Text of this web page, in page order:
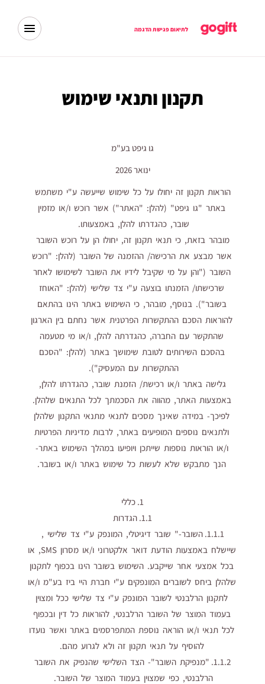
Conditions
לתיאום פגישת הדגמה
תקנון ותנאי שימוש
גו גיפט בע"מ
ינואר 2026
הוראות תקנון זה יחולו על כל שימוש שייעשה ע"י משתמש
באתר "גו גיפט" (להלן: "האתר") אשר רוכש ו/או מזמין
שובר, כהגדרתו להלן, באמצעותו.
מובהר בזאת, כי תנאי תקנון זה, יחולו הן על רוכש השובר
אשר מבצע את הרכישה/ ההזמנה של השובר (להלן: "רוכש
השובר ("והן על מי שקיבל לידיו את השובר לשימושו לאחר
שרכישתו/ הזמנתו בוצעה ע"י צד שלישי (להלן: "האוחז
בשובר"). בנוסף, מובהר, כי השימוש באתר הינו בהתאם
להוראות הסכם ההתקשרות הפרטנית אשר נחתם בין הארגון
שהתקשר עם החברה, כהגדרתה להלן, ו/או מי מטעמה
בהסכם השירותים לטובת שימושך באתר (להלן: "הסכם
ההתקשרות עם המעסיק").
גלישה באתר ו/או רכישת/ הזמנת שובר, כהגדרתו להלן,
באמצעות האתר, מהווה את הסכמתך לכל התנאים שלהלן.
לפיכך- במידה שאינך מסכים לתנאי מתנאי התקנון שלהלן
ולתנאים נוספים המופיעים באתר, לרבות מדיניות הפרטיות
ו/או הוראות נוספות שייתכן ויופיעו במהלך השימוש באתר-
הנך מתבקש שלא לעשות כל שימוש באתר ו/או בשובר.
1. כללי
1.1. הגדרות
1.1.1. השובר-" שובר דיגיטלי, המונפק ע"י צד שלישי ,
שיישלח באמצעות הודעת דואר אלקטרוני ו/או מסרון SMS, או
בכל אמצעי אחר שייקבע. השימוש בשובר הינו בכפוף לתקנון
שלהלן ביחס לשוברים המונפקים ע"י חברת היי ביז בע"מ ו/או
לתקנון הרלבנטי לשובר המונפק ע"י צד שלישי ככל ומצוין
בעמוד המוצר של השובר הרלבנטי, להוראות כל דין ובכפוף
לכל תנאי ו/או הוראה נוספת המתפרסמים באתר ואשר נועדו
להוסיף על תנאי תקנון זה ולא לגרוע מהם.
1.1.2. "מנפיקת השובר"- הצד השלישי שהנפיק את השובר
הרלבנטי, כפי שמצוין בעמוד המוצר של השובר.